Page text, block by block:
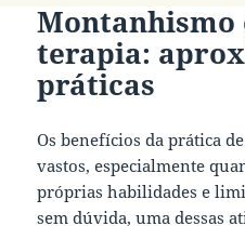
Montanhismo
terapia:
práticas
Os benefícios da prática
vastos, especialmente
próprias habilidades e
sem dúvida, uma dessas